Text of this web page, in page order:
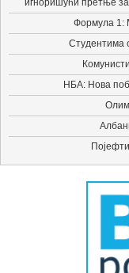
игноришући претње
Формула 1:
Студентима
НБА: Нова